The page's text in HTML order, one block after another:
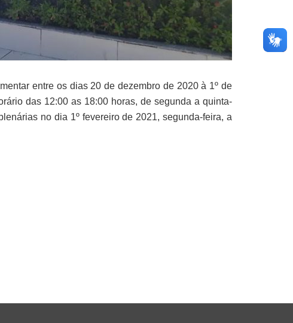
entre os dias 20 de dezembro de 2020 à 1º de
das 12:00 as 18:00 horas, de segunda a quinta-
no dia 1º fevereiro de 2021, segunda-feira, a